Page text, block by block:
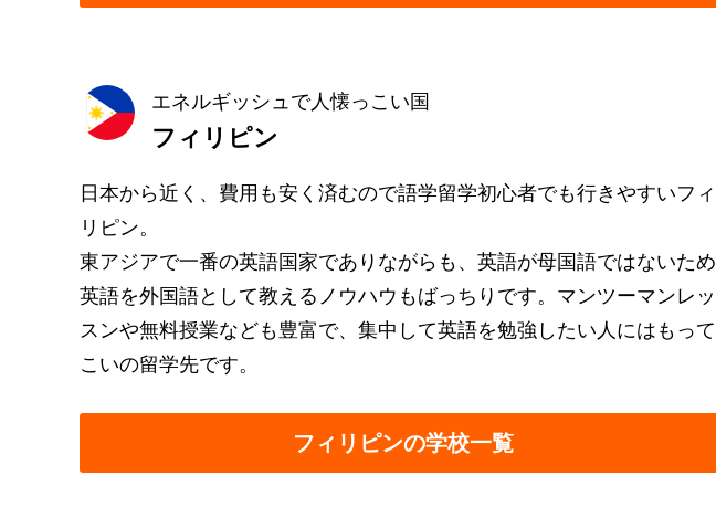
エネルギッシュで人懐っこい国
フィリピン
日本から近く、費用も安く済むので語学留学初心者でも行きやすいフィ
リピン。
東アジアで一番の英語国家でありながらも、英語が母国語ではないため
英語を外国語として教えるノウハウもばっちりです。マンツーマンレッ
スンや無料授業なども豊富で、集中して英語を勉強したい人にはもって
こいの留学先です。
フィリピンの学校一覧